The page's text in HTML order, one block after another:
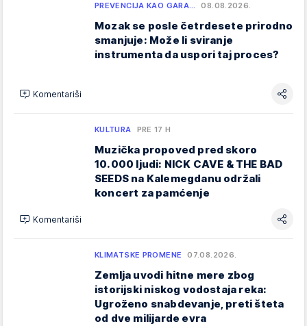
PREVENCIJA KAO GARA… 08.08.2026.
Mozak se posle četrdesete prirodno
smanjuje: Može li sviranje
instrumenta da uspori taj proces?
Komentariši
KULTURA PRE 17 H
Muzička propoved pred skoro
10.000 ljudi: NICK CAVE & THE BAD
SEEDS na Kalemegdanu održali
koncert za pamćenje
Komentariši
KLIMATSKE PROMENE 07.08.2026.
Zemlja uvodi hitne mere zbog
istorijski niskog vodostaja reka:
Ugroženo snabdevanje, preti šteta
od dve milijarde evra